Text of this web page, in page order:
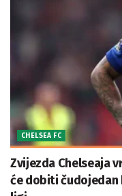
CHELSEA FC
Zvijezda Chelseaja
će dobiti čudojedan